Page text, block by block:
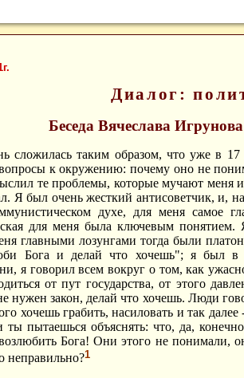
Диалог:
Беседа Вячеслава
сложилась таким образом, что уже в 17
к окружению: почему оно не
те проблемы, которые мучают меня
был очень жесткий антисоветчик, и,
духе, для меня самое
для меня была ключевым
главными лозунгами тогда были
Бога и делай что хочешь"; я был в
я говорил всем вокруг о том, как
от пут государства, от этого
закон, делай что хочешь. Люди
хочешь грабить, насиловать и так
ты пытаешься объяснять: что, да,
Бога!Они этого не понимали,
неправильно?1